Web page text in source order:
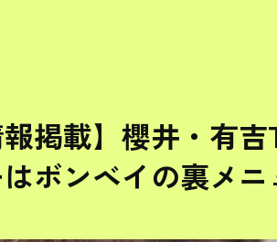
報掲載】櫻井・有
ボンベイの裏メニ